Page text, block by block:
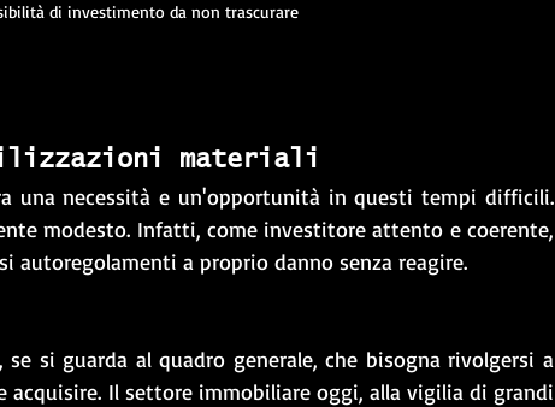
di investimento da non trascurare
materiali
una necessità e un'opportunità in questi tempi difficili.
modesto. Infatti, come investitore attento e coerente,
autoregolamenti a proprio danno senza reagire.
si guarda al quadro generale, che bisogna rivolgersi a
acquisire. Il settore immobiliare oggi, alla vigilia di grandi